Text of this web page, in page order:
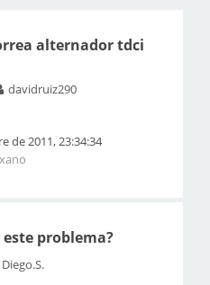
alternador tdci
davidruiz290
de 2011, 23:34:34
problema?
Diego.S.